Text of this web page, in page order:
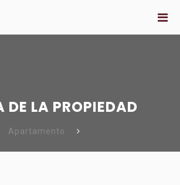
DE LA PROPIEDAD
Apartamento